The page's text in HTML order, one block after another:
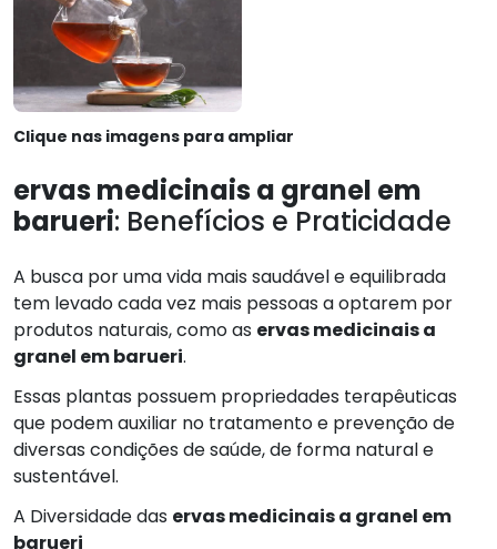
Clique nas imagens para ampliar
ervas medicinais a granel em
barueri: Benefícios e Praticidade
A busca por uma vida mais saudável e equilibrada
tem levado cada vez mais pessoas a optarem por
produtos naturais, como as ervas medicinais a
granel em barueri.
Essas plantas possuem propriedades terapêuticas
que podem auxiliar no tratamento e prevenção de
diversas condições de saúde, de forma natural e
sustentável.
A Diversidade das ervas medicinais a granel em
barueri